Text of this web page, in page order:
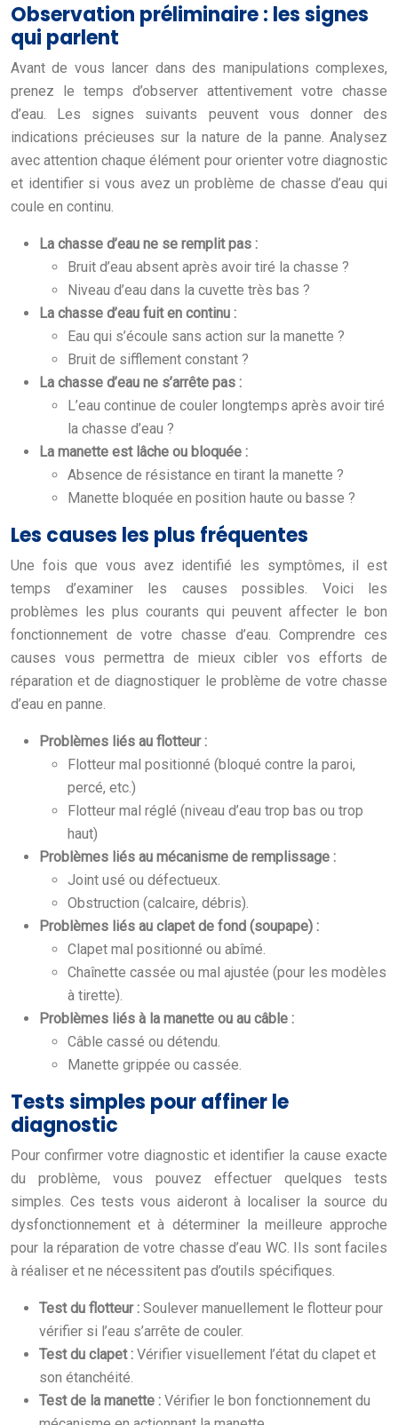
Observation préliminaire : les signes
qui parlent
Avant de vous lancer dans des manipulations complexes,
prenez le temps d’observer attentivement votre chasse
d’eau. Les signes suivants peuvent vous donner des
indications précieuses sur la nature de la panne. Analysez
avec attention chaque élément pour orienter votre diagnostic
et identifier si vous avez un problème de chasse d’eau qui
coule en continu.
La chasse d’eau ne se remplit pas :
Bruit d’eau absent après avoir tiré la chasse ?
Niveau d’eau dans la cuvette très bas ?
La chasse d’eau fuit en continu :
Eau qui s’écoule sans action sur la manette ?
Bruit de sifflement constant ?
La chasse d’eau ne s’arrête pas :
L’eau continue de couler longtemps après avoir tiré
la chasse d’eau ?
La manette est lâche ou bloquée :
Absence de résistance en tirant la manette ?
Manette bloquée en position haute ou basse ?
Les causes les plus fréquentes
Une fois que vous avez identifié les symptômes, il est
temps d’examiner les causes possibles. Voici les
problèmes les plus courants qui peuvent affecter le bon
fonctionnement de votre chasse d’eau. Comprendre ces
causes vous permettra de mieux cibler vos efforts de
réparation et de diagnostiquer le problème de votre chasse
d’eau en panne.
Problèmes liés au flotteur :
Flotteur mal positionné (bloqué contre la paroi,
percé, etc.)
Flotteur mal réglé (niveau d’eau trop bas ou trop
haut)
Problèmes liés au mécanisme de remplissage :
Joint usé ou défectueux.
Obstruction (calcaire, débris).
Problèmes liés au clapet de fond (soupape) :
Clapet mal positionné ou abîmé.
Chaînette cassée ou mal ajustée (pour les modèles
à tirette).
Problèmes liés à la manette ou au câble :
Câble cassé ou détendu.
Manette grippée ou cassée.
Tests simples pour affiner le
diagnostic
Pour confirmer votre diagnostic et identifier la cause exacte
du problème, vous pouvez effectuer quelques tests
simples. Ces tests vous aideront à localiser la source du
dysfonctionnement et à déterminer la meilleure approche
pour la réparation de votre chasse d’eau WC. Ils sont faciles
à réaliser et ne nécessitent pas d’outils spécifiques.
Test du flotteur : Soulever manuellement le flotteur pour
vérifier si l’eau s’arrête de couler.
Test du clapet : Vérifier visuellement l’état du clapet et
son étanchéité.
Test de la manette : Vérifier le bon fonctionnement du